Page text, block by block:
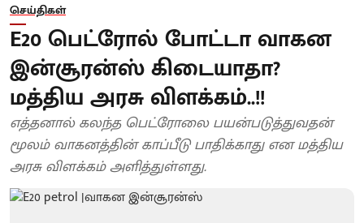
செய்திகள்
E20 பெட்ரோல் போட்டா வாகன
இன்சூரன்ஸ் கிடையாதா?
மத்திய அரசு விளக்கம்..!!
எத்தனால் கலந்த பெட்ரோலை பயன்படுத்துவதன்
மூலம் வாகனத்தின் காப்பீடு பாதிக்காது என மத்திய
அரசு விளக்கம் அளித்துள்ளது.